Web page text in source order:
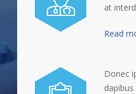
at
Read
Donec